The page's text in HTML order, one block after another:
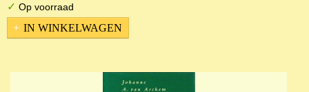
✓ Op voorraad
IN WINKELWAGEN